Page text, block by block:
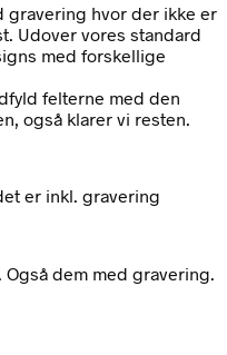
gravering hvor der ikke er
Udover vores standard
med forskellige
felterne med den
også klarer vi resten.
er inkl. gravering
dem med gravering.